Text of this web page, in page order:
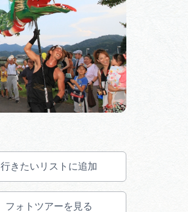
サイトポリシー
行きたいリストに追加
フォトツアーを見る